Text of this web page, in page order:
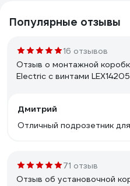
Популярные отзывы
16 отзывов
Отзыв о монтажной
Electric с винтами
Дмитрий
71 отзыв
Отзыв об установочной